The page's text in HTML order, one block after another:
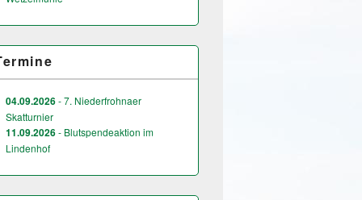
04.09.2026- 7. Niederfrohnaer
Skatturnier
11.09.2026- Blutspendeaktion im
Lindenhof